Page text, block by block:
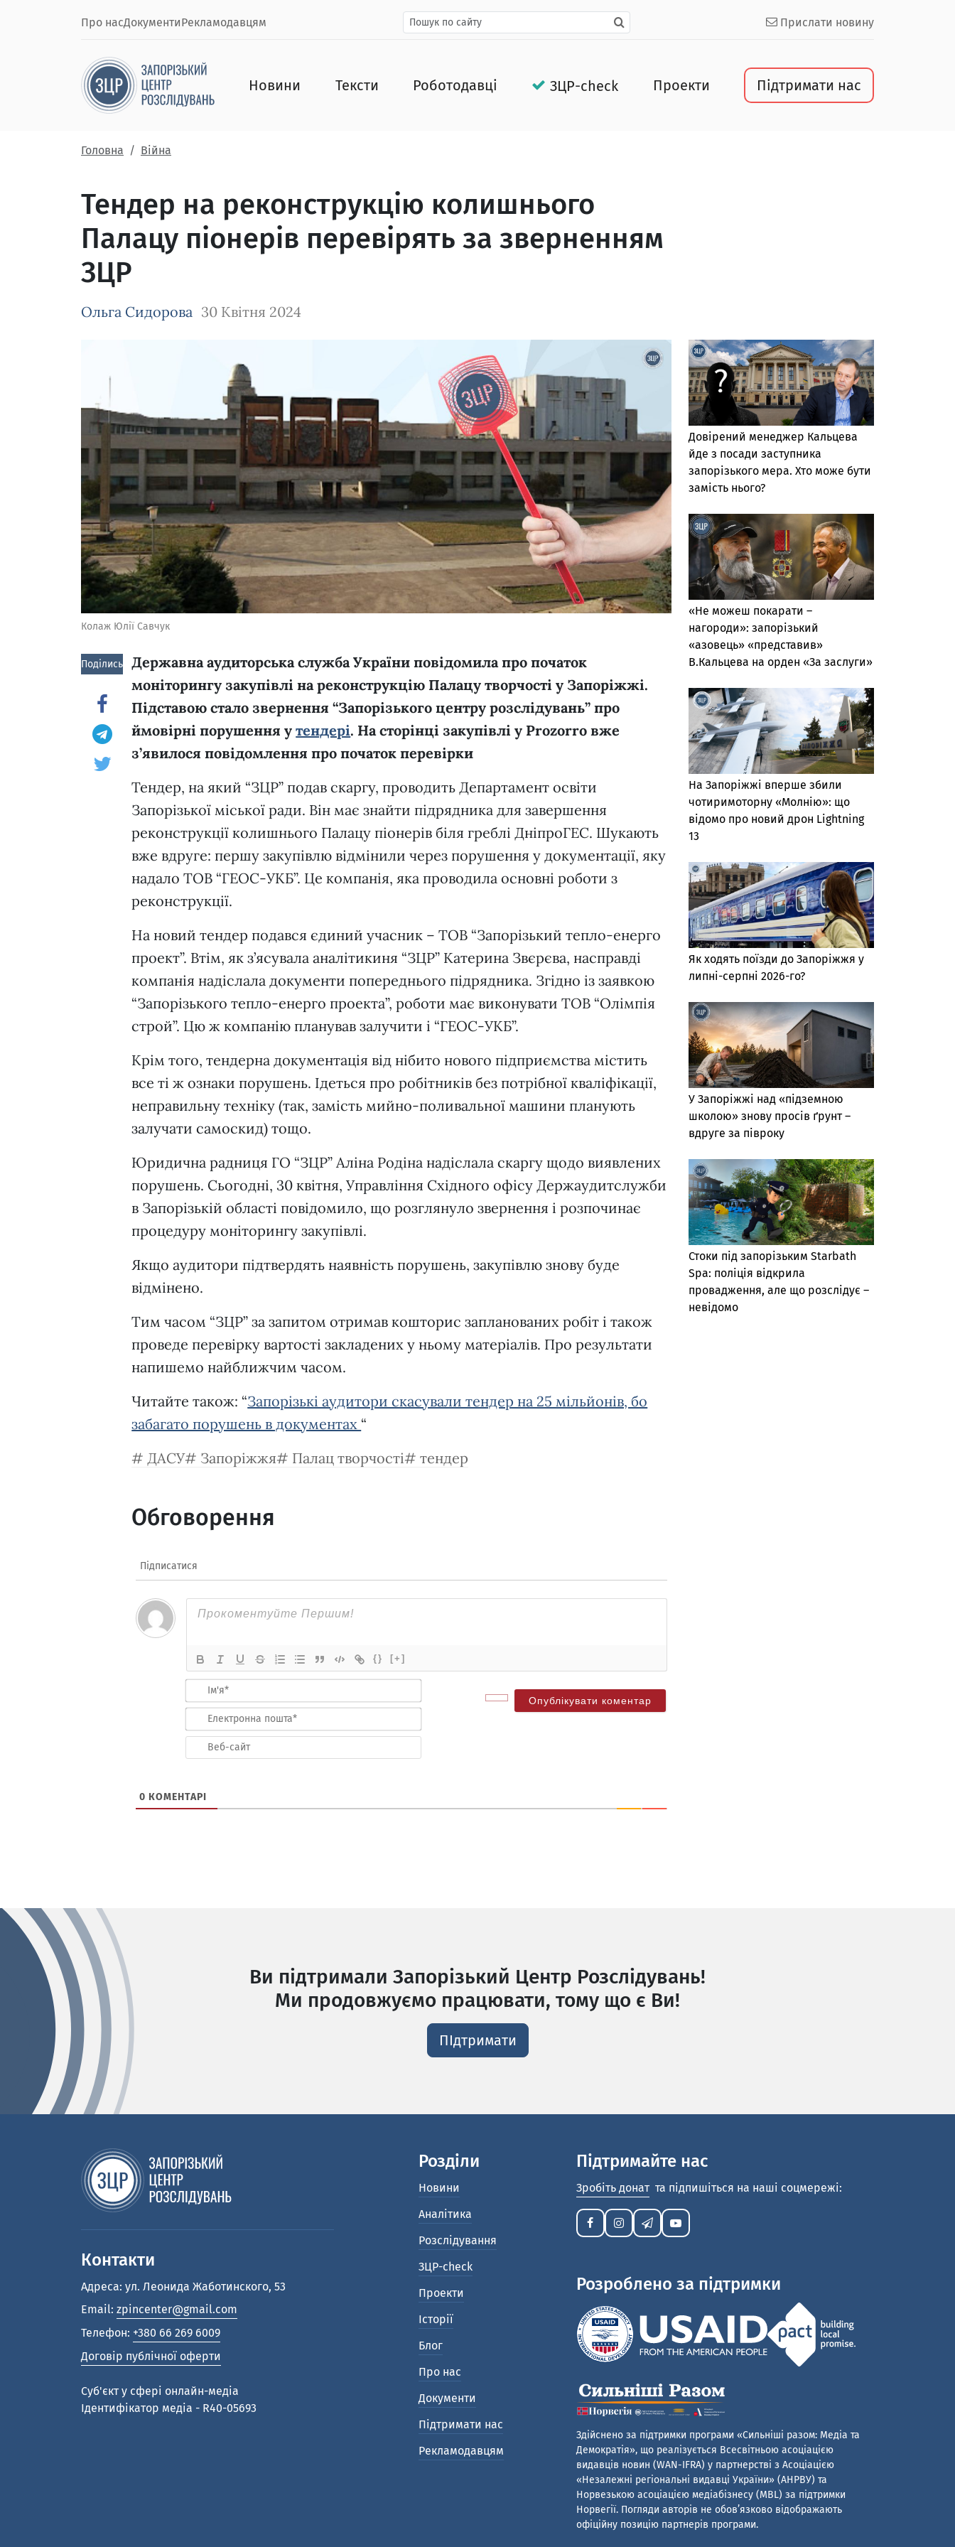
Про насДокументиРекламодавцям Прислати новину
Новини Тексти Роботодавці ЗЦР-check Проекти Підтримати нас
Головна Війна
Тендер на реконструкцію колишнього
Палацу піонерів перевірять за зверненням
ЗЦР
Ольга Сидорова 30 Квітня 2024
Колаж Юлії Савчук
Поділись!
Державна аудиторська служба України повідомила про початок
моніторингу закупівлі на реконструкцію Палацу творчості у Запоріжжі.
Підставою стало звернення “Запорізького центру розслідувань” про
ймовірні порушення утендері. На сторінці закупівлі у Prozorro вже
з’явилося повідомлення про початок перевірки
Тендер, на який “ЗЦР” подав скаргу, проводить Департамент освіти
Запорізької міської ради. Він має знайти підрядника для завершення
реконструкції колишнього Палацу піонерів біля греблі ДніпроГЕС. Шукають
вже вдруге: першу закупівлю відмінили через порушення у документації, яку
надало ТОВ “ГЕОС-УКБ”. Це компанія, яка проводила основні роботи з
реконструкції.
На новий тендер подався єдиний учасник – ТОВ “Запорізький тепло-енерго
проект”. Втім, як з’ясувала аналітикиня “ЗЦР” Катерина Звєрєва, насправді
компанія надіслала документи попереднього підрядника. Згідно із заявкою
“Запорізького тепло-енерго проекта”, роботи має виконувати ТОВ “Олімпія
строй”. Цю ж компанію планував залучити і “ГЕОС-УКБ”.
Крім того, тендерна документація від нібито нового підприємства містить
все ті ж ознаки порушень. Ідеться про робітників без потрібної кваліфікації,
неправильну техніку (так, замість мийно-поливальної машини планують
залучати самоскид) тощо.
Юридична радниця ГО “ЗЦР” Аліна Родіна надіслала скаргу щодо виявлених
порушень. Сьогодні, 30 квітня, Управління Східного офісу Держаудитслужби
в Запорізькій області повідомило, що розглянуло звернення і розпочинає
процедуру моніторингу закупівлі.
Якщо аудитори підтвердять наявність порушень, закупівлю знову буде
відмінено.
Тим часом “ЗЦР” за запитом отримав кошторис запланованих робіт і також
проведе перевірку вартості закладених у ньому матеріалів. Про результати
напишемо найближчим часом.
Читайте також: “Запорізькі аудитори скасували тендер на 25 мільйонів, бо
забагато порушень в документах “
ДАСУ
Запоріжжя Палац творчості тендер
Обговорення
Підписатися
{} [+]
Ім'я*
Електронна
пошта*
сайт
0 КОМЕНТАРІ
Довірений менеджер Кальцева
йде з посади заступника
запорізького мера. Хто може бути
замість нього?
«Не можеш покарати –
нагороди»: запорізький
«азовець» «представив»
В.Кальцева на орден «За заслуги»
На Запоріжжі вперше збили
чотиримоторну «Молнію»: що
відомо про новий дрон Lightning
13
Як ходять поїзди до Запоріжжя у
липні-серпні 2026-го?
У Запоріжжі над «підземною
школою» знову просів ґрунт –
вдруге за півроку
Стоки під запорізьким Starbath
Spa: поліція відкрила
провадження, але що розслідує –
невідомо
Ви підтримали Запорізький Центр Розслідувань!
Ми продовжуємо працювати, тому що є Ви!
ПІдтримати
Контакти
Адреса: ул. Леонида Жаботинского, 53
Email: zpincenter@gmail.com
Телефон: +380 66 269 6009
Договір публічної оферти
Cуб'єкт у сфері онлайн-медіа
Ідентифікатор медіа - R40-05693
Розділи
Новини
Аналітика
Розслідування
ЗЦР-check
Проекти
Історії
Блог
Про нас
Документи
Підтримати нас
Рекламодавцям
Підтримайте нас
Зробіть донат та підпишіться на наші соцмережі:
Розроблено за підтримки
Здійснено за підтримки програми «Сильніші разом: Медіа та
Демократія», що реалізується Всесвітньою асоціацією
видавців новин (WAN-IFRA) у партнерстві з Асоціацією
«Незалежні регіональні видавці України» (АНРВУ) та
Норвезькою асоціацією медіабізнесу (MBL) за підтримки
Норвегії. Погляди авторів не обов’язково відображають
офіційну позицію партнерів програми.